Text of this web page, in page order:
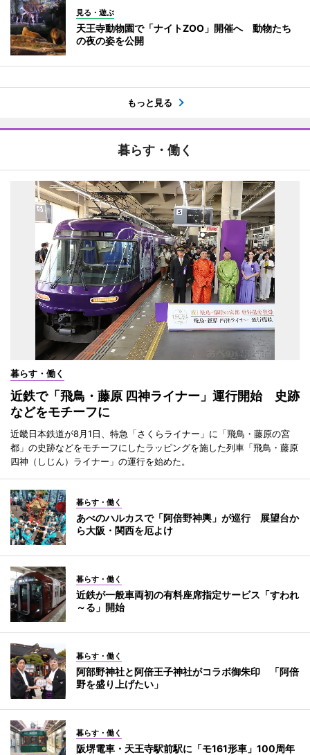
見る・遊ぶ
天王寺動物園で「ナイトZOO」開催へ 動物たち
の夜の姿を公開
もっと見る
暮らす・働く
暮らす・働く
近鉄で「飛鳥・藤原 四神ライナー」運行開始 史跡
などをモチーフに
近畿日本鉄道が8月1日、特急「さくらライナー」に「飛鳥・藤原の宮
都」の史跡などをモチーフにしたラッピングを施した列車「飛鳥・藤原
四神（しじん）ライナー」の運行を始めた。
暮らす・働く
あべのハルカスで「阿倍野神輿」が巡行 展望台か
ら大阪・関西を厄よけ
暮らす・働く
近鉄が一般車両初の有料座席指定サービス「すわれ
～る」開始
暮らす・働く
阿部野神社と阿倍王子神社がコラボ御朱印 「阿倍
野を盛り上げたい」
暮らす・働く
阪堺電車・天王寺駅前駅に「モ161形車」100周年